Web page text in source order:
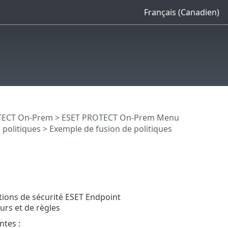
Français (Canadien)
On-Prem > ESET PROTECT On-Prem Menu
politiques > Exemple de fusion de politiques
de sécurité ESET Endpoint
et de règles
: